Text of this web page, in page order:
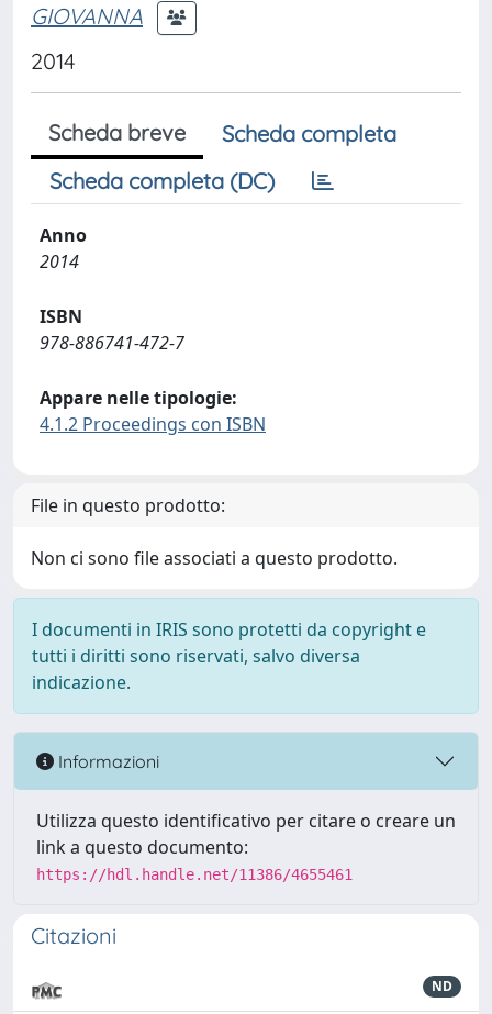
GIOVANNA
2014
Scheda breve
Scheda completa
Scheda completa (DC)
Anno
2014
ISBN
978-886741-472-7
Appare nelle tipologie:
4.1.2 Proceedings con ISBN
File in questo prodotto:
Non ci sono file associati a questo prodotto.
I documenti in IRIS sono protetti da copyright e
tutti i diritti sono riservati, salvo diversa
indicazione.
Informazioni
Utilizza questo identificativo per citare o creare un
link a questo documento:
https://hdl.handle.net/11386/4655461
Citazioni
ND